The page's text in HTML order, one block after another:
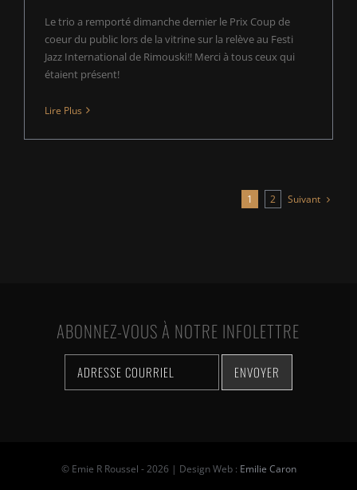
Le trio a remporté dimanche dernier le Prix Coup de
coeur du public lors de la vitrine sur la relève au Festi
Jazz International de Rimouski!! Merci à tous ceux qui
étaient présent!
Lire Plus
1 2 Suivant
ABONNEZ-VOUS À NOTRE INFOLETTRE
© Emie R Roussel -2026 | Design Web : Emilie Caron